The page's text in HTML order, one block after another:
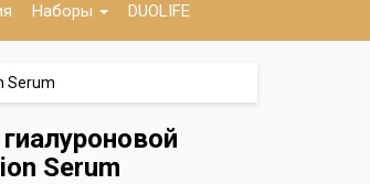
Наборы DUOLIFE
Serum
Serum